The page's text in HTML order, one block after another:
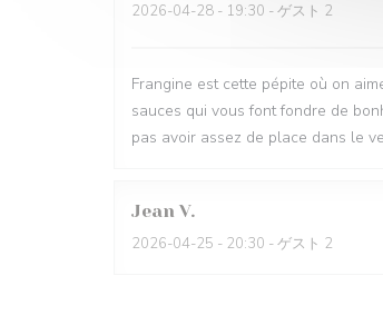
2026-04-28 - 19:30 - ゲスト 2
Frangine est cette pépite où on
sauces qui vous font fondre de
pas avoir assez de place dans le
Jean V
2026-04-25 - 20:30 - ゲスト 2